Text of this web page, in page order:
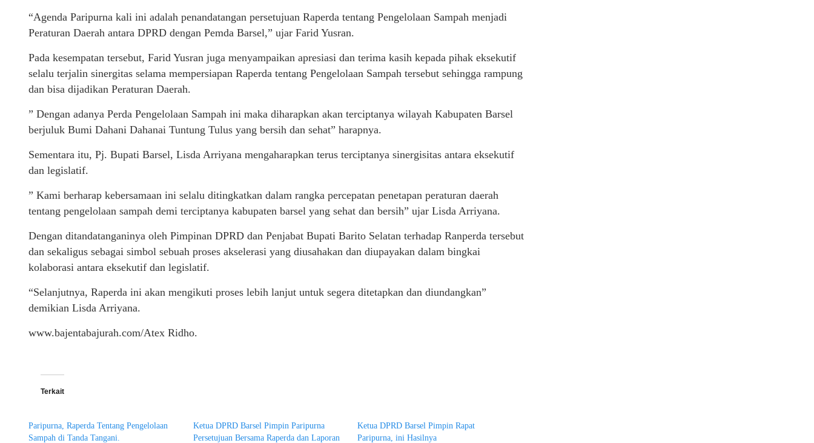
“Agenda Paripurna kali ini adalah penandatangan persetujuan Raperda tentang Pengelolaan Sampah menjadi
Peraturan Daerah antara DPRD dengan Pemda Barsel,” ujar Farid Yusran.
Pada kesempatan tersebut, Farid Yusran juga menyampaikan apresiasi dan terima kasih kepada pihak eksekutif
selalu terjalin sinergitas selama mempersiapan Raperda tentang Pengelolaan Sampah tersebut sehingga rampung
dan bisa dijadikan Peraturan Daerah.
” Dengan adanya Perda Pengelolaan Sampah ini maka diharapkan akan terciptanya wilayah Kabupaten Barsel
berjuluk Bumi Dahani Dahanai Tuntung Tulus yang bersih dan sehat” harapnya.
Sementara itu, Pj. Bupati Barsel, Lisda Arriyana mengaharapkan terus terciptanya sinergisitas antara eksekutif
dan legislatif.
” Kami berharap kebersamaan ini selalu ditingkatkan dalam rangka percepatan penetapan peraturan daerah
tentang pengelolaan sampah demi terciptanya kabupaten barsel yang sehat dan bersih” ujar Lisda Arriyana.
Dengan ditandatanganinya oleh Pimpinan DPRD dan Penjabat Bupati Barito Selatan terhadap Ranperda tersebut
dan sekaligus sebagai simbol sebuah proses akselerasi yang diusahakan dan diupayakan dalam bingkai
kolaborasi antara eksekutif dan legislatif.
“Selanjutnya, Raperda ini akan mengikuti proses lebih lanjut untuk segera ditetapkan dan diundangkan”
demikian Lisda Arriyana.
www.bajentabajurah.com/Atex Ridho.
Terkait
Paripurna, Raperda Tentang Pengelolaan
Sampah di Tanda Tangani.
Ketua DPRD Barsel Pimpin Paripurna
Persetujuan Bersama Raperda dan Laporan
Ketua DPRD Barsel Pimpin Rapat
Paripurna, ini Hasilnya